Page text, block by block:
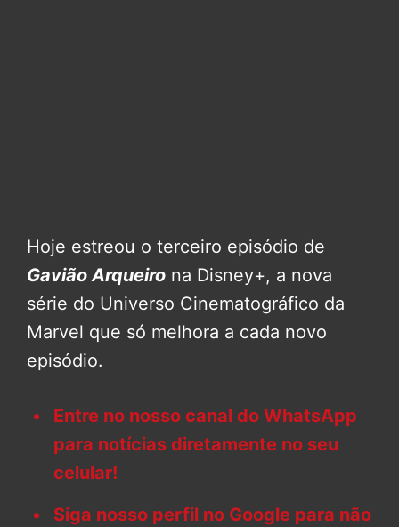
Hoje estreou o terceiro episódio de
Gavião Arqueiro na Disney+, a nova
série do Universo Cinematográfico da
Marvel que só melhora a cada novo
episódio.
Entre no nosso canal do WhatsApp
para notícias diretamente no seu
celular!
Siga nosso perfil no Google para não